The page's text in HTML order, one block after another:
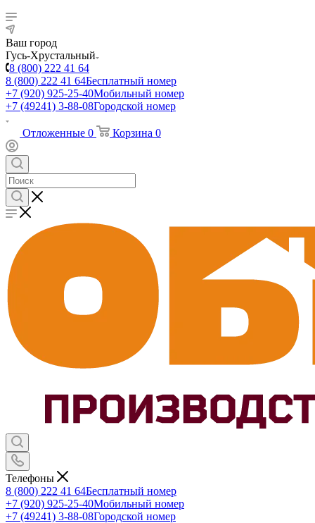
Ваш город
Гусь-Хрустальный
8 (800) 222 41 64
8 (800) 222 41 64Бесплатный номер
+7 (920) 925-25-40Мобильный номер
+7 (49241) 3-88-08Городской номер
Отложенные 0 Корзина 0
Телефоны
8 (800) 222 41 64Бесплатный номер
+7 (920) 925-25-40Мобильный номер
+7 (49241) 3-88-08Городской номер